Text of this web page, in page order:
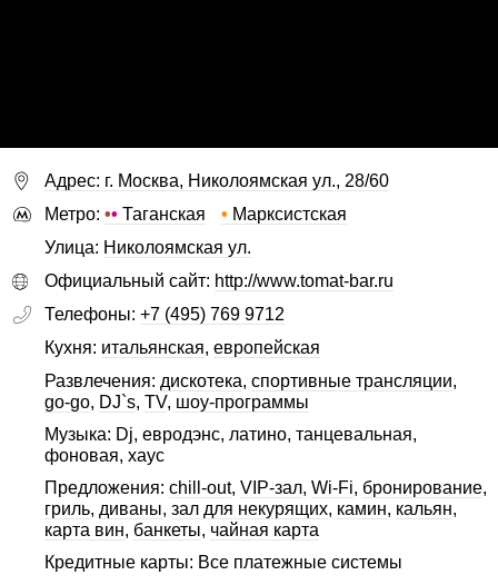
Адрес: г. Москва, Николоямская ул., 28/60
Метро: •• Таганская • Марксистская
Улица: Николоямская ул.
Официальный сайт: http://www.tomat-bar.ru
Телефоны: +7 (495) 769 9712
Кухня: итальянская, европейская
Развлечения: дискотека, спортивные трансляции,
go-go, DJ`s, TV, шоу-программы
Музыка: Dj, евродэнс, латино, танцевальная,
фоновая, хаус
Предложения: сhill-out, VIP-зал, Wi-Fi, бронирование,
гриль, диваны, зал для некурящих, камин, кальян,
карта вин, банкеты, чайная карта
Кредитные карты: Все платежные системы